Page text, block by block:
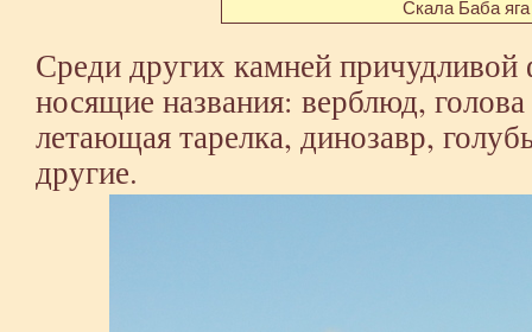
Скала Баба яга
Среди других камней
носящие названия: верблюд,
летающая тарелка, динозавр,
другие.